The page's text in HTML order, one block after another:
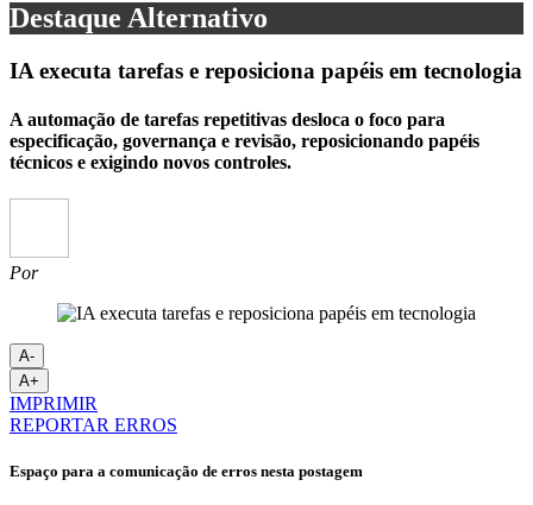
Destaque Alternativo
IA executa tarefas e reposiciona papéis em tecnologia
A automação de tarefas repetitivas desloca o foco para
especificação, governança e revisão, reposicionando papéis
técnicos e exigindo novos controles.
Por
A-
A+
IMPRIMIR
REPORTAR ERROS
Espaço para a comunicação de erros nesta postagem